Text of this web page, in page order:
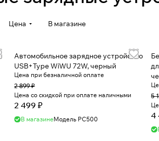
Цена В магазине
Автомобильное зарядное устройство
USB+Type WiWU 72W, черный
Цена при безналичной оплате
2 899 ₽
Цена со скидкой при оплате наличными
2 499 ₽
В магазинеМодель PC500
5
4